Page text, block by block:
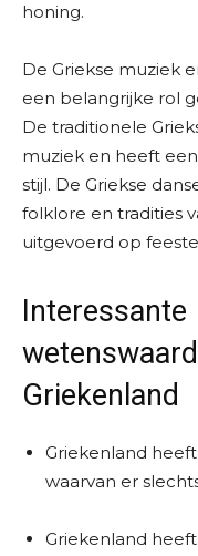
honing.
De Griekse muziek
een belangrijke rol
De traditionele
muziek en heeft
stijl. De Griekse
folklore en tradities
uitgevoerd op
Interessante
Griekenland
Griekenland
waarvan er
Griekenland